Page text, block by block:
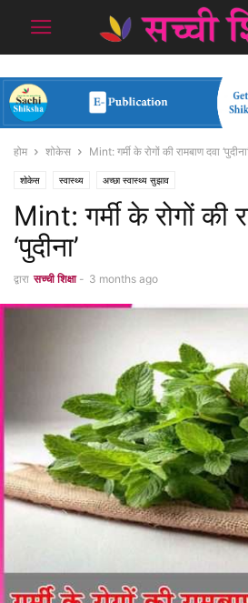
होम शोकेस Mint: गर्मी के रोगों की रामबाण दवा ‘पुदीना’
शोकेस स्वास्थ्य अच्छा स्वास्थ्य सुझाव
Mint: गर्मी के रोगों की
‘पुदीना’
द्वारा सच्ची शिक्षा - 3 months ago